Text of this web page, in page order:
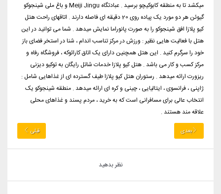
میکشد تا به منطقه کابوکیچو برسید . عبادتگاه Meiji Jingu و باغ ملی شینجوکو
گیوئن هر دو مورد یک پیاده روی 20 دقیقه ای فاصله دارند . اتاقهای راحت هتل
کیو پلازا افق شینجوکو را به صورت پانوراما نمایش میدهد . شما می توانید در این
هتل با فعالیت هایی نظیر : ورزش در مرکز تناسب اندام ، شنا در استخر فضای باز
خود را سرگرم کنید . این هتل همچنین دارای یک اتاق کارائوکه ، فروشگاه رفاه و
مرکز کسب و کار می باشد . هتل کیو پلازا خدمات شاتل رایگان به توکیو دیزنی
ریزورت ارائه میدهد . رستوران هتل کیو پلازا طیف گسترده ای از غذاهایی شامل :
ژاپنی ، فرانسوی ، ایتالیایی ، چینی و کره ای ارائه میدهد . منطقه شینجوکو یک
انتخاب عالی برای مسافرانی است که به خرید ، مردم پسند و غذاهای محلی
علاقه مند هستند .
بعدی قبلی
نظر بدهید